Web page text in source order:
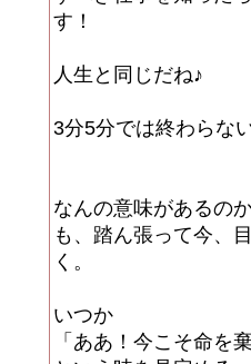
す！
人生と同じだね♪
3分5分では終わらな
なんの意味があるの
も、踏ん張って今、
く。
いつか
「ああ！今こそ命を